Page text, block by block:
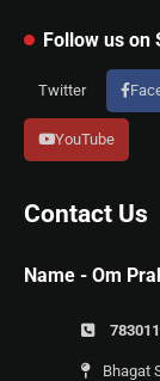
Follow us on
Twitter
YouTube
Contact Us
Name - Om
Bhagat